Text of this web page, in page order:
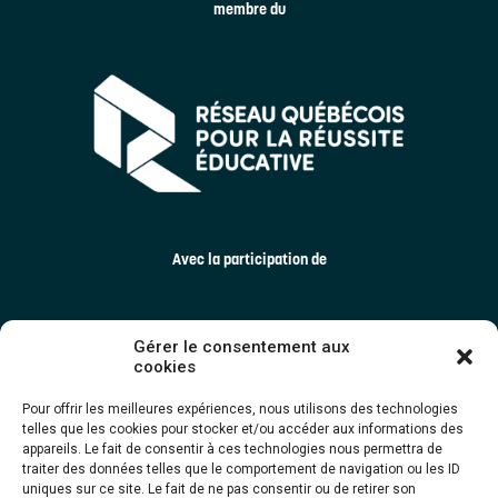
Gérer le consentement aux
cookies
Pour offrir les meilleures expériences, nous utilisons des technologies
telles que les cookies pour stocker et/ou accéder aux informations des
appareils. Le fait de consentir à ces technologies nous permettra de
traiter des données telles que le comportement de navigation ou les ID
uniques sur ce site. Le fait de ne pas consentir ou de retirer son
membre du
Avec la participation de